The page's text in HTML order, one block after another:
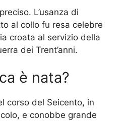
L’usanza di
al collo fu resa celebre
croata al servizio della
dei Trent’anni.
è nata?
corso del Seicento, in
e conobbe grande